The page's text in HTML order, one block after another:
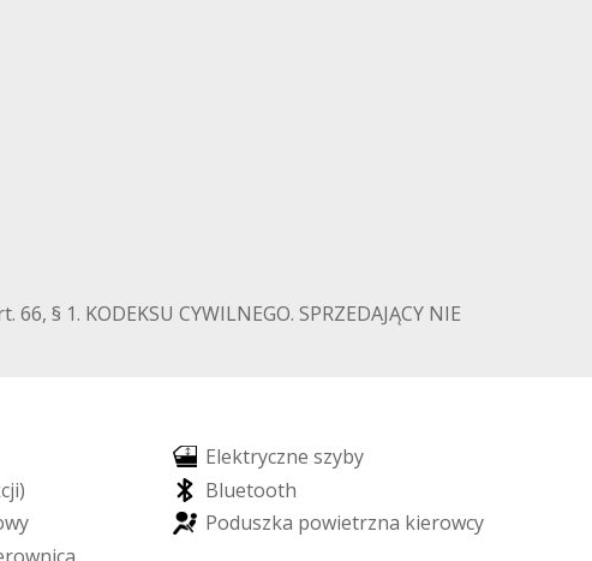
§ 1. KODEKSU CYWILNEGO. SPRZEDAJĄCY NIE
Elektryczne szyby
cji) Bluetooth
wy Poduszka powietrzna kierowcy